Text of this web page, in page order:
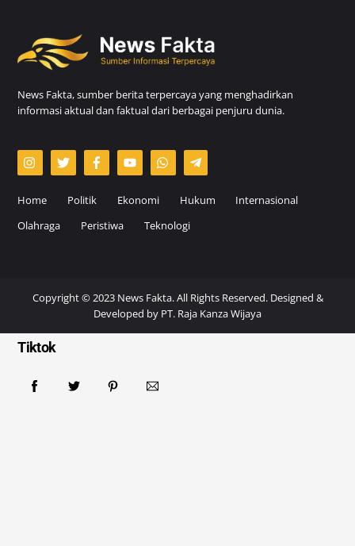
News Fakta, sumber berita terpercaya yang menghadirkan
informasi aktual dan faktual dari berbagai penjuru dunia.
Home Politik Ekonomi Hukum
Internasional
Olahraga
Peristiwa Teknologi
Copyright © 2023 News Fakta. All Rights Reserved. Designed &
Developed by PT. Raja Kanza Wijaya
Tiktok